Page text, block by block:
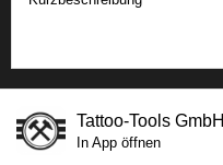
Tattoo-Tools GmbH
In App öffnen